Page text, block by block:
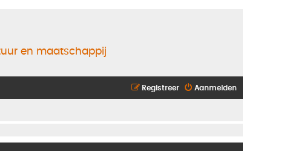
en maatschappij
Aanmelden
Registreer